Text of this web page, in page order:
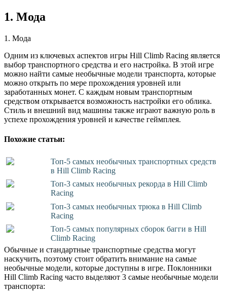
1. Мода
1. Мода
Одним из ключевых аспектов игры Hill Climb Racing является
выбор транспортного средства и его настройка. В этой игре
можно найти самые необычные модели транспорта, которые
можно открыть по мере прохождения уровней или
заработанных монет. С каждым новым транспортным
средством открывается возможность настройки его облика.
Стиль и внешний вид машины также играют важную роль в
успехе прохождения уровней и качестве геймплея.
Похожие статьи:
Топ-5 самых необычных транспортных средств
в Hill Climb Racing
Топ-3 самых необычных рекорда в Hill Climb
Racing
Топ-3 самых необычных трюка в Hill Climb
Racing
Топ-5 самых популярных сборок багги в Hill
Climb Racing
Обычные и стандартные транспортные средства могут
наскучить, поэтому стоит обратить внимание на самые
необычные модели, которые доступны в игре. Поклонники
Hill Climb Racing часто выделяют 3 самые необычные модели
транспорта: